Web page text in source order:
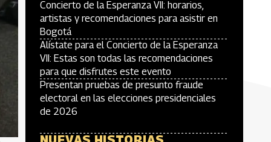
Concierto de la Esperanza VII: horarios,
artistas y recomendaciones para asistir en
Bogotá
Alístate para el Concierto de la Esperanza
VII: Estas son todas las recomendaciones
para que disfrutes este evento
Presentan pruebas de presunto fraude
electoral en las elecciones presidenciales
de 2026